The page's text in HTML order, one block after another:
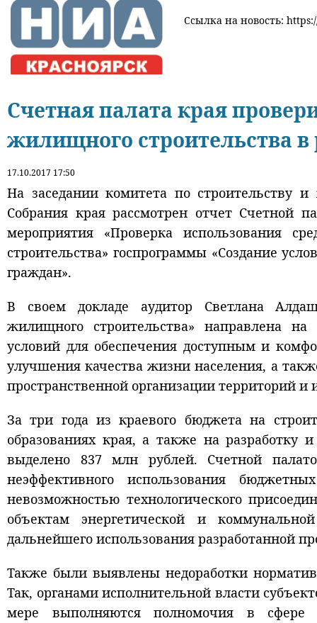
Ссылка на новость:
Счетная палата края
жилищного строительства в
17.10.2017 17:50
На заседании комитета по строительству
Собрания края рассмотрен отчет Счетной
мероприятия «Проверка использования
строительства» госпрограммы «Создание
граждан».
В своем докладе аудитор Светлана
жилищного строительства» направлена
условий для обеспечения доступным и
улучшения качества жизни населения, а
пространственной организации территорий и
За три года из краевого бюджета на
образованиях края, а также на разработку
выделено 837 млн рублей. Счетной
неэффективного использования
невозможностью технологического
объектам энергетической и
дальнейшего использования разработанной
Также были выявлены недоработки
Так, органами исполнительной власти
мере выполняются полномочия в сфере